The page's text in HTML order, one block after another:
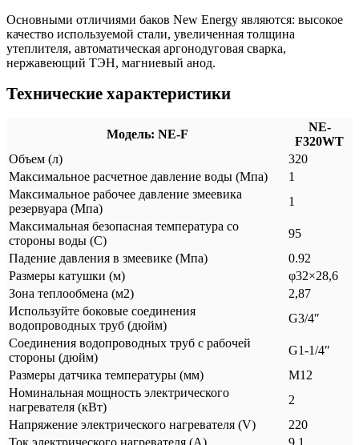
Основными отличиями баков New Energy являются: высокое
качество используемой стали, увеличенная толщина
утеплителя, автоматическая аргонодуговая сварка,
нержавеющий ТЭН, магниевый анод.
Технические характеристики
Модель: NE-F
NE-
F320WT
Объем (л)
320
Максимальное расчетное давление воды (Мпа)
1
Максимальное рабочее давление змеевика
резервуара (Мпа)
1
Максимальная безопасная температура со
стороны воды (С)
95
Падение давления в змеевике (Мпа)
0.92
Размеры катушки (м)
φ32×28,6
Зона теплообмена (м2)
2,87
Используйте боковые соединения
водопроводных труб (дюйм)
G3/4″
Соединения водопроводных труб с рабочей
стороны (дюйм)
G1-1/4″
Размеры датчика температуры (мм)
M12
Номинальная мощность электрического
нагревателя (кВт)
2
Напряжение электрического нагревателя (V)
220
Ток электрического нагревателя (А)
9.1